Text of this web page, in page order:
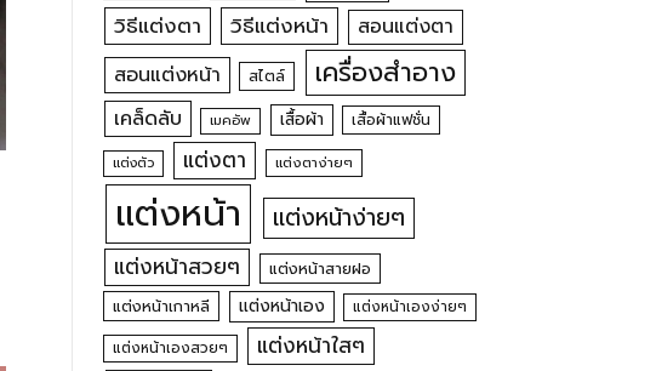
วิธีแต่งตา วิธีแต่งหน้า สอนแต่งตา
สอนแต่งหน้า สไตล์ เครื่องสำอาง
เคล็ดลับ เมคอัพ เสื้อผ้า เสื้อผ้าแฟชั่น
แต่งตัว แต่งตา แต่งตาง่ายๆ
แต่งหน้า แต่งหน้าง่ายๆ
แต่งหน้าสวยๆ
แต่งหน้าสายฝอ
แต่งหน้าเกาหลี
แต่งหน้าเอง
แต่งหน้าเองง่ายๆ
แต่งหน้าเองสวยๆ
แต่งหน้าใสๆ